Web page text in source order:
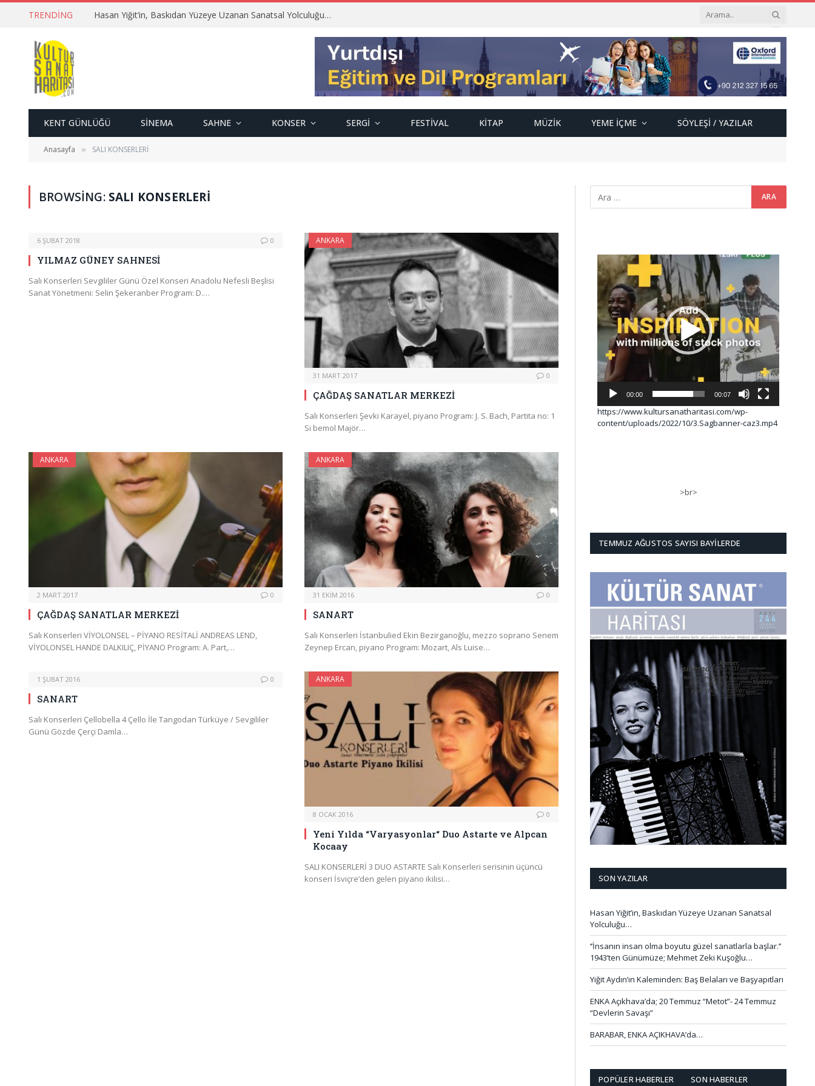
TRENDING Hasan Yiğit’in, Baskıdan Yüzeye Uzanan Sanatsal Yolculuğu…
KENT GÜNLÜĞÜ SINEMA SAHNE KONSER SERGI FESTIVAL KITAP MÜZIK YEME İÇME SÖYLEŞI / YAZILAR
Anasayfa » SALI KONSERLERİ
BROWSING: SALI KONSERLERİ
6 ŞUBAT 2018 0
YILMAZ GÜNEY SAHNESİ
Salı Konserleri Sevgililer Günü Özel Konseri Anadolu Nefesli Beşlisi
Sanat Yönetmeni: Selin Şekeranber Program: D.…
ANKARA
31 MART 2017 0
ÇAĞDAŞ SANATLAR MERKEZİ
Salı Konserleri Şevki Karayel, piyano Program: J. S. Bach, Partita no: 1
Si bemol Majör…
ANKARA
2 MART 2017 0
ÇAĞDAŞ SANATLAR MERKEZİ
Salı Konserleri VİYOLONSEL – PİYANO RESİTALİ ANDREAS LEND,
VİYOLONSEL HANDE DALKILIÇ, PİYANO Program: A. Part,…
ANKARA
31 EKIM 2016 0
SANART
Salı Konserleri İstanbulied Ekin Bezirganoğlu, mezzo soprano Senem
Zeynep Ercan, piyano Program: Mozart, Als Luise…
1 ŞUBAT 2016 0
SANART
Salı Konserleri Çellobella 4 Çello İle Tangodan Türküye / Sevgililer
Günü Gözde Çerçi Damla…
ANKARA
8 OCAK 2016 0
Yeni Yılda “Varyasyonlar“ Duo Astarte ve Alpcan
Kocaay
SALI KONSERLERİ 3 DUO ASTARTE Salı Konserleri serisinin üçüncü
konseri İsviçre’den gelen piyano ikilisi…
Video
oynatıcı
00:00 00:07
https://www.kultursanatharitasi.com/wp-
content/uploads/2022/10/3.Sagbanner-caz3.mp4
>br>
TEMMUZ AĞUSTOS SAYISI BAYILERDE
SON YAZILAR
Hasan Yiğit’in, Baskıdan Yüzeye Uzanan Sanatsal
Yolculuğu…
‘’İnsanın insan olma boyutu güzel sanatlarla başlar.’’
1943’ten Günümüze; Mehmet Zeki Kuşoğlu…
Yiğit Aydın’ın Kaleminden: Baş Belaları ve Başyapıtları
ENKA Açıkhava’da; 20 Temmuz “Metot”- 24 Temmuz
“Devlerin Savaşı”
BARABAR, ENKA AÇIKHAVA’da…
POPÜLER HABERLER SON HABERLER